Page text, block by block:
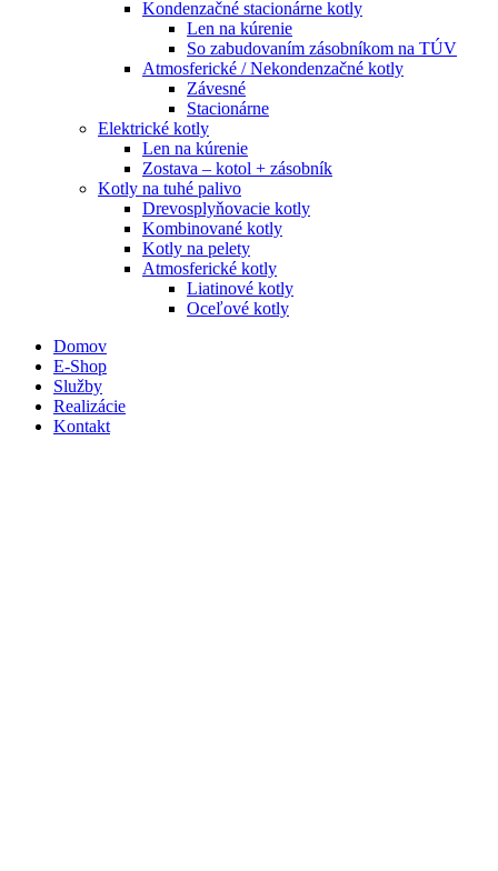
Kondenzačné stacionárne kotly
Len na kúrenie
So zabudovaním zásobníkom na TÚV
Atmosferické / Nekondenzačné kotly
Závesné
Stacionárne
Elektrické kotly
Len na kúrenie
Zostava – kotol + zásobník
Kotly na tuhé palivo
Drevosplyňovacie kotly
Kombinované kotly
Kotly na pelety
Atmosferické kotly
Liatinové kotly
Oceľové kotly
Domov
E-Shop
Služby
Realizácie
Kontakt